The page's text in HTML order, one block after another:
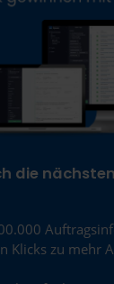
die
Klicks zu mehr